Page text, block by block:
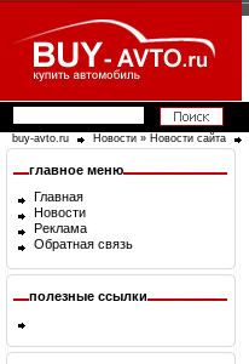
buy-avto.ru Новости » Новости сайта
главное меню
Главная
Новости
Реклама
Обратная связь
полезные ссылки